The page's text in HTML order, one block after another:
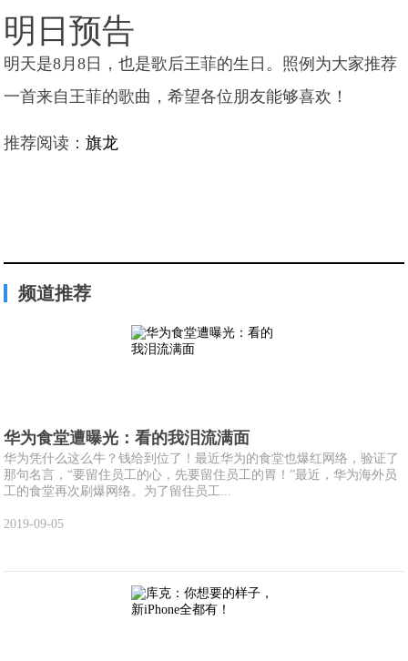
明日预告
明天是8月8日，也是歌后王菲的生日。照例为大家推荐
一首来自王菲的歌曲，希望各位朋友能够喜欢！
推荐阅读：旗龙
频道推荐
华为食堂遭曝光：看的我泪流满面
华为凭什么这么牛？钱给到位了！最近华为的食堂也爆红网络，验证了
那句名言，“要留住员工的心，先要留住员工的胃！”最近，华为海外员
工的食堂再次刷爆网络。为了留住员工...
2019-09-05